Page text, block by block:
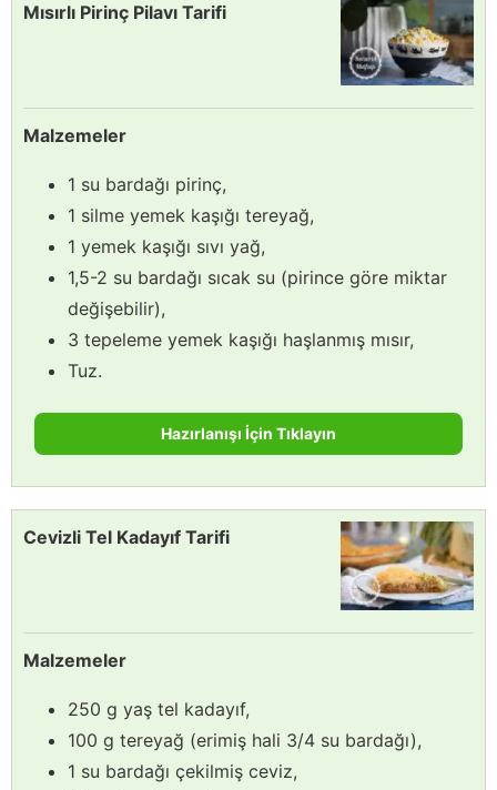
Mısırlı Pirinç Pilavı Tarifi
Malzemeler
1 su bardağı pirinç,
1 silme yemek kaşığı tereyağ,
1 yemek kaşığı sıvı yağ,
1,5-2 su bardağı sıcak su (pirince göre miktar
değişebilir),
3 tepeleme yemek kaşığı haşlanmış mısır,
Tuz.
Hazırlanışı İçin Tıklayın
Cevizli Tel Kadayıf Tarifi
Malzemeler
250 g yaş tel kadayıf,
100 g tereyağ (erimiş hali 3/4 su bardağı),
1 su bardağı çekilmiş ceviz,